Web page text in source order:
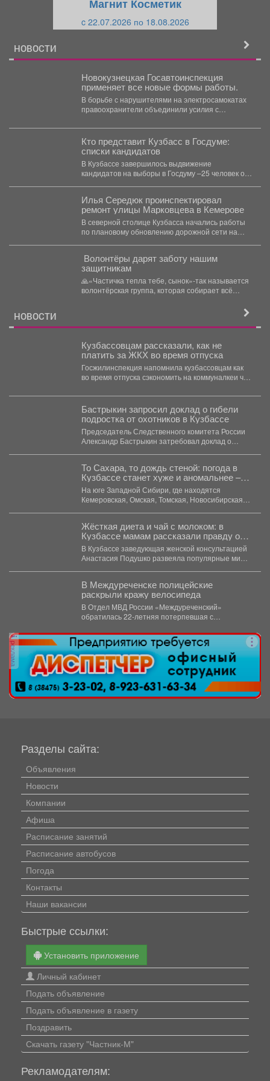
Магнит Косметик
c 22.07.2026 по 18.08.2026
НОВОСТИ
Новокузнецкая Госавтоинспекция
применяет все новые формы работы.
В борьбе с нарушителями на электросамокатах
правоохранители объединили усилия с
дружинниками....
Кто представит Кузбасс в Госдуме:
списки кандидатов
В Кузбассе завершилось выдвижение
кандидатов на выборы в Госдуму –25 человек от
Илья Середюк проинспектировал
ремонт улицы Марковцева в Кемерове
В северной столице Кузбасса начались работы
по плановому обновлению дорожной сети на
️ Волонтёры дарят заботу нашим
защитникам
🙏«Частичка тепла тебе, сынок»-так называется
волонтёрская группа, которая собирает всё
НОВОСТИ
Кузбассовцам рассказали, как не
платить за ЖКХ во время отпуска
Госжилинспекция напомнила кузбассовцам как
во время отпуска сэкономить на коммуналкеи что
Бастрыкин запросил доклад о гибели
подростка от охотников в Кузбассе
Председатель Следственного комитета России
Александр Бастрыкин затребовал доклад о
То Сахара, то дождь стеной: погода в
Кузбассе станет хуже и аномальнее –
причина
На юге Западной Сибири, где находятся
Кемеровская, Омская, Томская, Новосибирская
Жёсткая диета и чай с молоком: в
Кузбассе мамам рассказали правду о
грудном вскармливании
В Кузбассе заведующая женской консультацией
Анастасия Подушко развеяла популярные мифы
В Междуреченске полицейские
раскрыли кражу велосипеда
В Отдел МВД России «Междуреченский»
обратилась 22-летняя потерпевшая с
реклама
Разделы сайта:
Объявления
Новости
Компании
Афиша
Расписание занятий
Расписание автобусов
Погода
Контакты
Наши вакансии
Быстрые ссылки:
Установить приложение
Личный кабинет
Подать объявление
Подать объявление в газету
Поздравить
Скачать газету "Частник-М"
Рекламодателям: